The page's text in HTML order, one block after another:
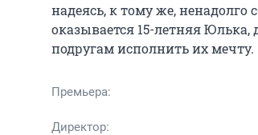
надеясь, к тому же,
оказывается 15-летняя
подругам исполнить их мечту.
Премьера:
Директор: